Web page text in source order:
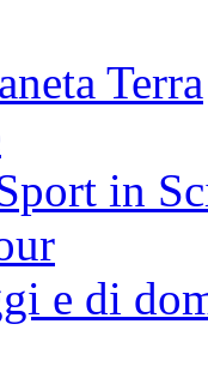
Terra
in
e di